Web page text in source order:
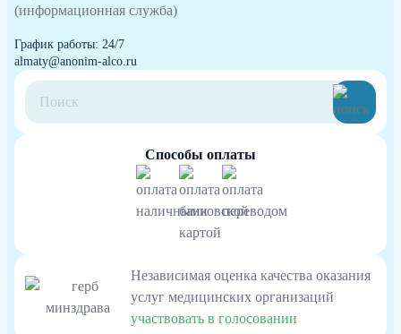
(информационная служба)
График работы: 24/7
almaty@anonim-alco.ru
Способы оплаты
Независимая оценка качества оказания
услуг медицинских организаций
участвовать в голосовании